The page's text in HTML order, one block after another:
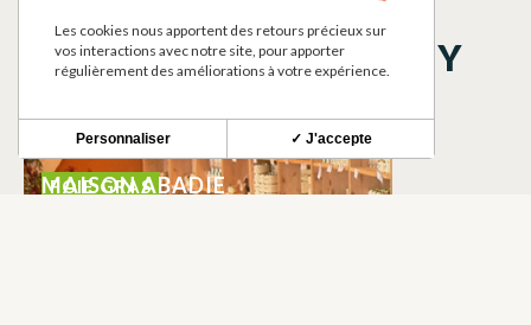
THINGS TO SEE NEARBY
FOIE GRAS
MAISON ABADIE
Les cookies nous apportent des retours précieux sur
vos interactions avec notre site, pour apporter
régulièrement des améliorations à votre expérience.
✓ J'accepte
Personnaliser